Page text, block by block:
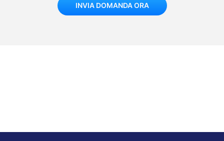
INVIA DOMANDA ORA